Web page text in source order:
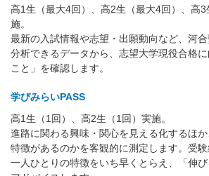
高1生（最大4回）、高2生（最大4回）、高
施。
最新の入試情報や志望・出願動向など、河合
分析できるデータから、志望大学現役合格
こと」を確認します。
学びみらいPASS
高1生（1回）、高2生（1回）実施。
進路に関わる興味・関心を見える化するほ
特徴があるのかを客観的に測定します。受
一人ひとりの特徴をいち早くとらえ、「伸